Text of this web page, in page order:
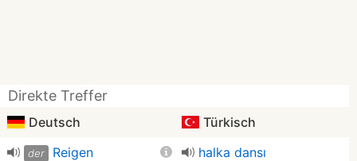
Direkte Treffer
Deutsch Türkisch
der Reigen halka dansı